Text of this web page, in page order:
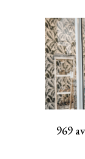
969